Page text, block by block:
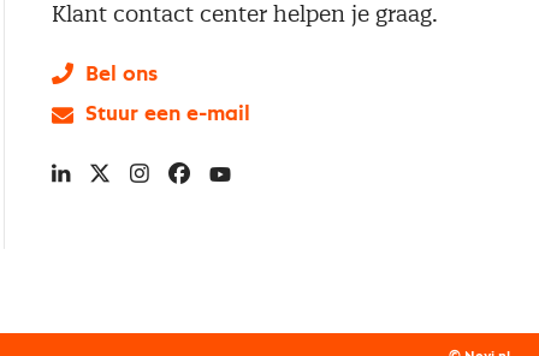
Klant contact center helpen je graag.
Bel ons
Stuur een e-mail
LinkedIn
X Instagram
Facebook
YouTube